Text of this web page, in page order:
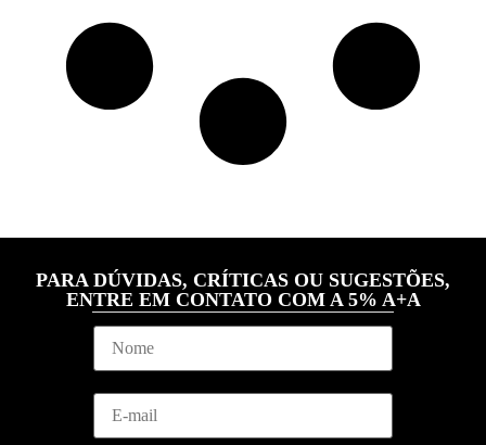
PARA DÚVIDAS, CRÍTICAS OU SUGESTÕES,
ENTRE EM CONTATO COM A 5% A+A
N
m
*E
a